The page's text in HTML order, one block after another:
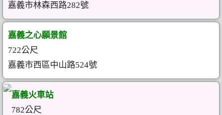
嘉義市林森西路282號
嘉義之心願景館
722公尺
嘉義市西區中山路524號
嘉義火車站
782公尺